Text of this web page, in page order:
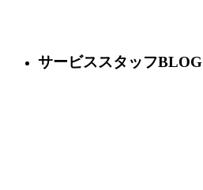
サービススタッフBLOG